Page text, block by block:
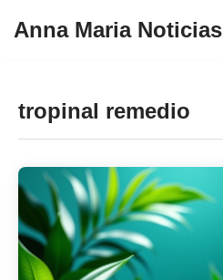
conteúdo
Anna Maria Noticias
tropinal remedio